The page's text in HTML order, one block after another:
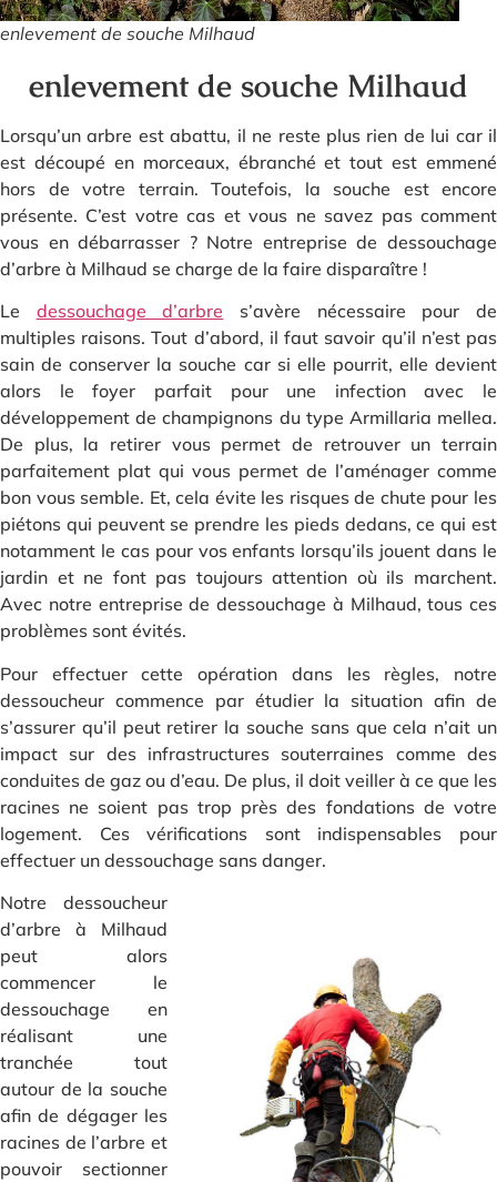
enlevement de souche Milhaud
enlevement de souche Milhaud
Lorsqu’un arbre est abattu, il ne reste plus rien de lui car il
est découpé en morceaux, ébranché et tout est emmené
hors de votre terrain. Toutefois, la souche est encore
présente. C’est votre cas et vous ne savez pas comment
vous en débarrasser ? Notre entreprise de dessouchage
d’arbre à Milhaud se charge de la faire disparaître !
Le dessouchage d’arbre s’avère nécessaire pour de
multiples raisons. Tout d’abord, il faut savoir qu’il n’est pas
sain de conserver la souche car si elle pourrit, elle devient
alors le foyer parfait pour une infection avec le
développement de champignons du type Armillaria mellea.
De plus, la retirer vous permet de retrouver un terrain
parfaitement plat qui vous permet de l’aménager comme
bon vous semble. Et, cela évite les risques de chute pour les
piétons qui peuvent se prendre les pieds dedans, ce qui est
notamment le cas pour vos enfants lorsqu’ils jouent dans le
jardin et ne font pas toujours attention où ils marchent.
Avec notre entreprise de dessouchage à Milhaud, tous ces
problèmes sont évités.
Pour effectuer cette opération dans les règles, notre
dessoucheur commence par étudier la situation afin de
s’assurer qu’il peut retirer la souche sans que cela n’ait un
impact sur des infrastructures souterraines comme des
conduites de gaz ou d’eau. De plus, il doit veiller à ce que les
racines ne soient pas trop près des fondations de votre
logement. Ces vérifications sont indispensables pour
effectuer un dessouchage sans danger.
Notre dessoucheur
d’arbre à Milhaud
peut alors
commencer le
dessouchage en
réalisant une
tranchée tout
autour de la souche
afin de dégager les
racines de l’arbre et
pouvoir sectionner